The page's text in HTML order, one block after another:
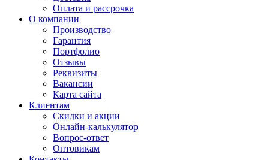
Оплата и рассрочка
О компании
Производство
Гарантия
Портфолио
Отзывы
Реквизиты
Вакансии
Карта сайта
Клиентам
Скидки и акции
Онлайн-калькулятор
Вопрос-ответ
Оптовикам